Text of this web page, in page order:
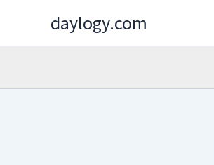
츠
건
daylogy.com